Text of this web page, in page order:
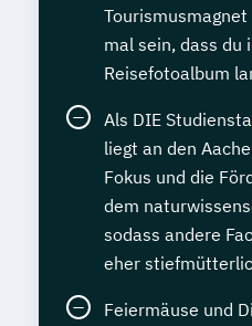
mal sein, dass du
Reisefotoalbum
Als DIE
liegt an den
Fokus und die
dem
sodass andere
eher
Feiermäuse und